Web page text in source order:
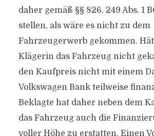
daher gemäß §§ 826, 249 Abs. 1
stellen, als wäre es nicht zu dem
Fahrzeugerwerb gekommen.
Klägerin das Fahrzeug nicht
den Kaufpreis nicht mit einem
Volkswagen Bank teilweise
Beklagte hat daher neben dem
das Fahrzeug auch die
voller Höhe zu erstatten. Einen